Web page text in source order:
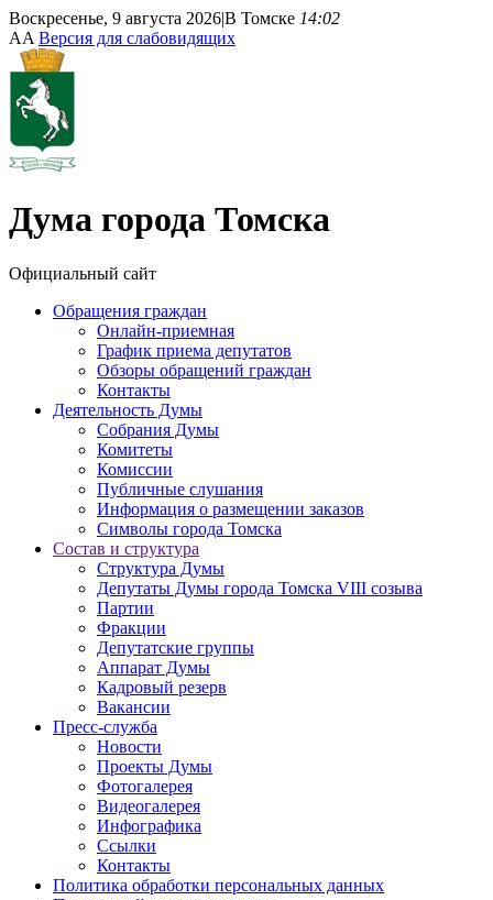
Воскресенье, 9 августа 2026|В Томске 14:02
AA Версия для слабовидящих
Дума города Томска
Официальный сайт
Обращения граждан
Онлайн-приемная
График приема депутатов
Обзоры обращений граждан
Контакты
Деятельность Думы
Собрания Думы
Комитеты
Комиссии
Публичные слушания
Информация о размещении заказов
Символы города Томска
Состав и структура
Структура Думы
Депутаты Думы города Томска VIII созыва
Партии
Фракции
Депутатские группы
Аппарат Думы
Кадровый резерв
Вакансии
Пресс-служба
Новости
Проекты Думы
Фотогалерея
Видеогалерея
Инфографика
Ссылки
Контакты
Политика обработки персональных данных